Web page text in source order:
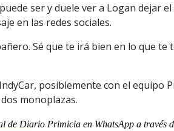
ser y duele ver a Logan dejar
en las redes sociales.
Sé que te irá bien en lo que te
posiblemente con el equipo
monoplazas.
de Diario Primicia en WhatsApp a través